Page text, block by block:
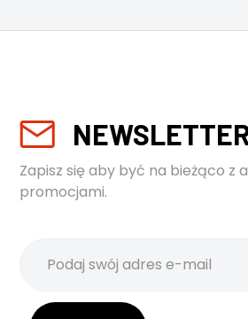
Zapisz się aby być na bieżąco z
promocjami.